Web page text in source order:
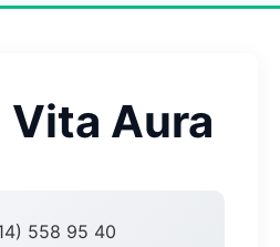
Vita Aura
558 95 40